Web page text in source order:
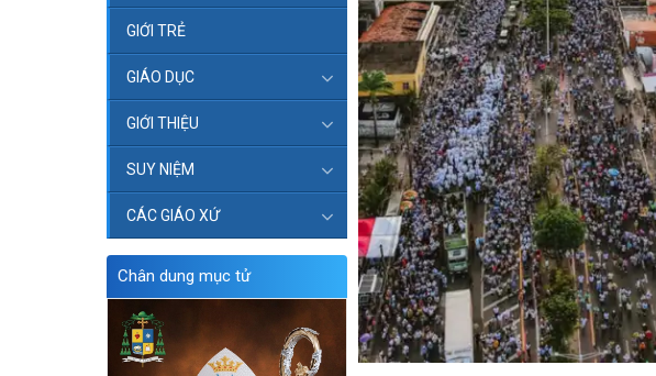
GIỚI TRẺ
GIÁO DỤC
GIỚI THIỆU
SUY NIỆM
CÁC GIÁO XỨ
Chân dung mục tử